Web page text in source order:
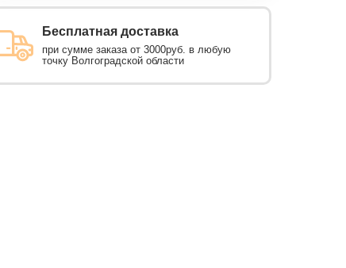
Бесплатная доставка
при сумме заказа от 3000руб. в любую
точку Волгоградской области